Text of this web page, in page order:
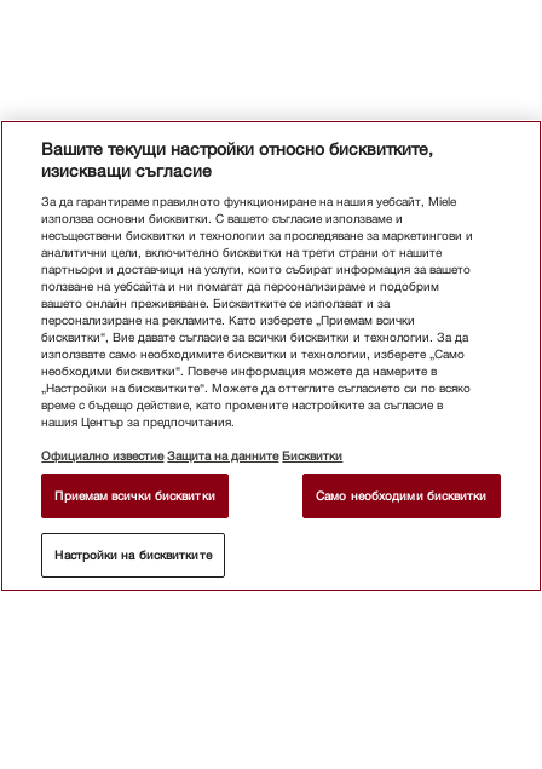
ДОБАВИ В КОШНИЦАТА
Вашите текущи настройки относно бисквитките,
изискващи съгласие
За да гарантираме правилното функциониране на нашия уебсайт, Miele
използва основни бисквитки. С вашето съгласие използваме и
несъществени бисквитки и технологии за проследяване за маркетингови и
аналитични цели, включително бисквитки на трети страни от нашите
партньори и доставчици на услуги, които събират информация за вашето
ползване на уебсайта и ни помагат да персонализираме и подобрим
вашето онлайн преживяване. Бисквитките се използват и за
персонализиране на рекламите. Като изберете „Приемам всички
бисквитки“, Вие давате съгласие за всички бисквитки и технологии. За да
използвате само необходимите бисквитки и технологии, изберете „Само
необходими бисквитки“. Повече информация можете да намерите в
„Настройки на бисквитките“. Можете да оттеглите съгласието си по всяко
време с бъдещо действие, като промените настройките за съгласие в
нашия Център за предпочитания.
Официално известие Защита на данните Бисквитки
Приемам всички бисквитки Само необходими бисквитки
Настройки на бисквитките